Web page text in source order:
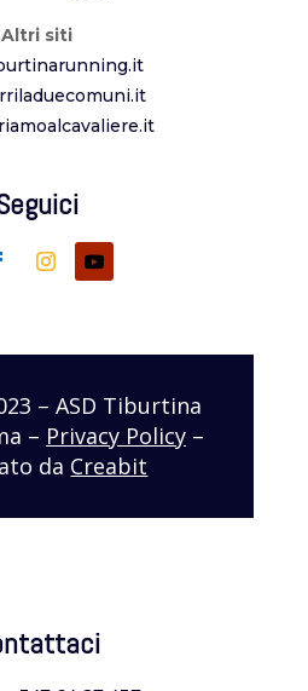
Altri siti
– ASD Tiburtina
– Privacy Policy–
da Creabit